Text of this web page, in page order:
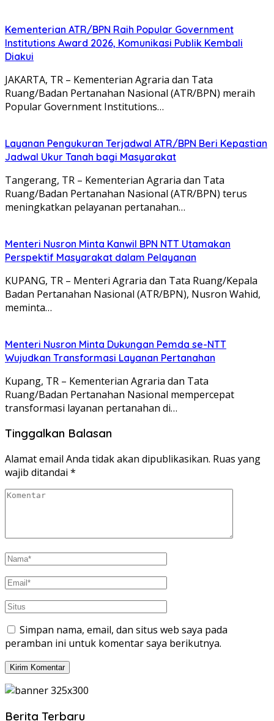
Kementerian ATR/BPN Raih Popular Government
Institutions Award 2026, Komunikasi Publik Kembali
Diakui
JAKARTA, TR – Kementerian Agraria dan Tata
Ruang/Badan Pertanahan Nasional (ATR/BPN) meraih
Popular Government Institutions…
Layanan Pengukuran Terjadwal ATR/BPN Beri Kepastian
Jadwal Ukur Tanah bagi Masyarakat
Tangerang, TR – Kementerian Agraria dan Tata
Ruang/Badan Pertanahan Nasional (ATR/BPN) terus
meningkatkan pelayanan pertanahan…
Menteri Nusron Minta Kanwil BPN NTT Utamakan
Perspektif Masyarakat dalam Pelayanan
KUPANG, TR – Menteri Agraria dan Tata Ruang/Kepala
Badan Pertanahan Nasional (ATR/BPN), Nusron Wahid,
meminta…
Menteri Nusron Minta Dukungan Pemda se-NTT
Wujudkan Transformasi Layanan Pertanahan
Kupang, TR – Kementerian Agraria dan Tata
Ruang/Badan Pertanahan Nasional mempercepat
transformasi layanan pertanahan di…
Tinggalkan Balasan
Alamat email Anda tidak akan dipublikasikan. Ruas yang
wajib ditandai *
Simpan nama, email, dan situs web saya pada
peramban ini untuk komentar saya berikutnya.
Berita Terbaru